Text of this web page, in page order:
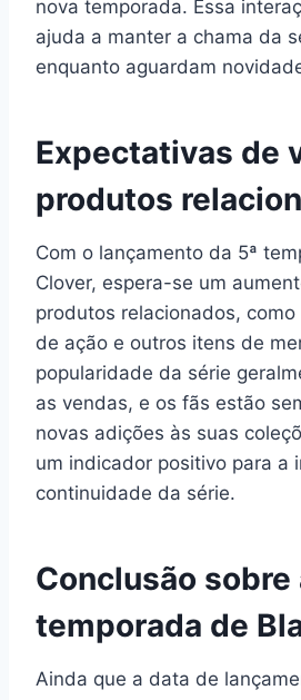
nova temporada. Essa
ajuda a manter a chama da
enquanto aguardam
Expectativas de
produtos
Com o lançamento da 5ª
Clover, espera-se um
produtos relacionados,
de ação e outros itens de
popularidade da série
as vendas, e os fãs estão
novas adições às suas
um indicador positivo para a
continuidade da série.
Conclusão sobre
temporada de
Ainda que a data de